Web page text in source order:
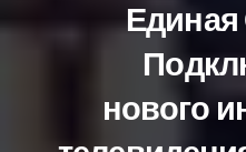
Единая
нового